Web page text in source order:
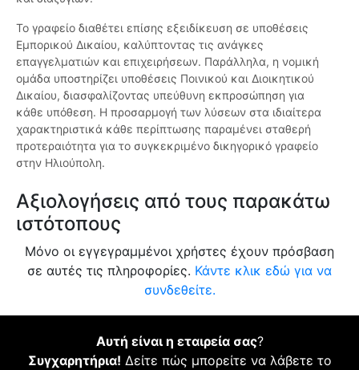
Το γραφείο διαθέτει επίσης εξειδίκευση σε υποθέσεις
Εμπορικού Δικαίου, καλύπτοντας τις ανάγκες
επαγγελματιών και επιχειρήσεων. Παράλληλα, η νομική
ομάδα υποστηρίζει υποθέσεις Ποινικού και Διοικητικού
Δικαίου, διασφαλίζοντας υπεύθυνη εκπροσώπηση για
κάθε υπόθεση. Η προσαρμογή των λύσεων στα ιδιαίτερα
χαρακτηριστικά κάθε περίπτωσης παραμένει σταθερή
προτεραιότητα για το συγκεκριμένο δικηγορικό γραφείο
στην Ηλιούπολη.
Αξιολογήσεις από τους παρακάτω
ιστότοπους
Μόνο οι εγγεγραμμένοι χρήστες έχουν πρόσβαση
σε αυτές τις πληροφορίες. Κάντε κλικ εδώ για να
συνδεθείτε.
Αυτή είναι η εταιρεία σας?
Συγχαρητήρια! Δείτε πώς μπορείτε να λάβετε το